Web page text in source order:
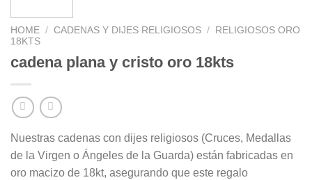
HOME / CADENAS Y DIJES RELIGIOSOS /
RELIGIOSOS ORO
18KTS
cadena plana y cristo oro 18kts
Nuestras cadenas con dijes religiosos (Cruces, Medallas
de la Virgen o Ángeles de la Guarda) están fabricadas en
oro macizo de 18kt, asegurando que este regalo